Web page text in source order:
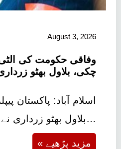
August 3, 2026
وفاقی حکومت کی
چکی، بلاول بھٹو
اسلام آباد: پاکستان
بلاول بھٹو زرداری نے…
« مزید پڑھیے